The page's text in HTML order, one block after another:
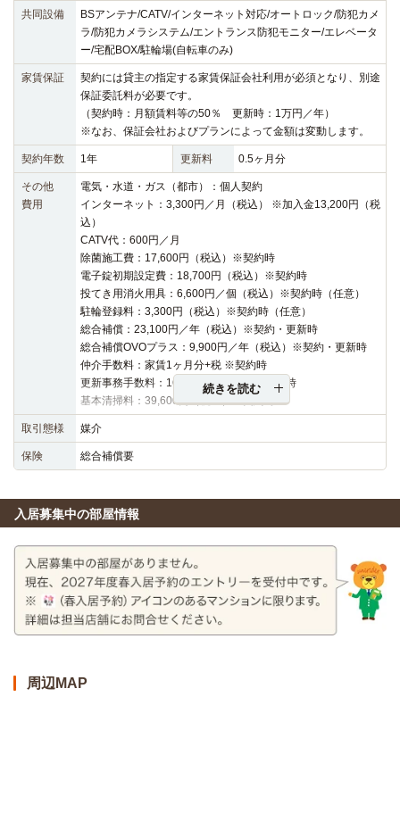
共同設備
BSアンテナ/CATV/インターネット対応/オートロック/防犯カメ
ラ/防犯カメラシステム/エントランス防犯モニター/エレベータ
ー/宅配BOX/駐輪場(自転車のみ)
家賃保証
契約には貸主の指定する家賃保証会社利用が必須となり、別途
保証委託料が必要です。
（契約時：月額賃料等の50％ 更新時：1万円／年）
※なお、保証会社およびプランによって金額は変動します。
契約年数 1年 更新料 0.5ヶ月分
その他
費用
電気・水道・ガス（都市）：個人契約
インターネット：3,300円／月（税込） ※加入金13,200円（税
込）
CATV代：600円／月
除菌施工費：17,600円（税込）※契約時
電子錠初期設定費：18,700円（税込）※契約時
投てき用消火用具：6,600円／個（税込）※契約時（任意）
駐輪登録料：3,300円（税込）※契約時（任意）
総合補償：23,100円／年（税込）※契約・更新時
総合補償OVOプラス：9,900円／年（税込）※契約・更新時
仲介手数料：家賃1ヶ月分+税 ※契約時
更新事務手数料：16,500円（税込）※更新時
基本清掃料：39,600円（税込）※契約時
続きを読む
取引態様 媒介
保険 総合補償要
入居募集中の部屋情報
周辺MAP